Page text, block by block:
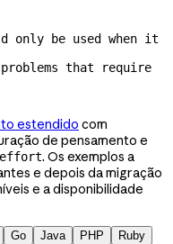
only be used when it
that require
estendido com
de pensamento e
effort. Os exemplos a
e depois da migração
e a disponibilidade
Go Java PHP Ruby